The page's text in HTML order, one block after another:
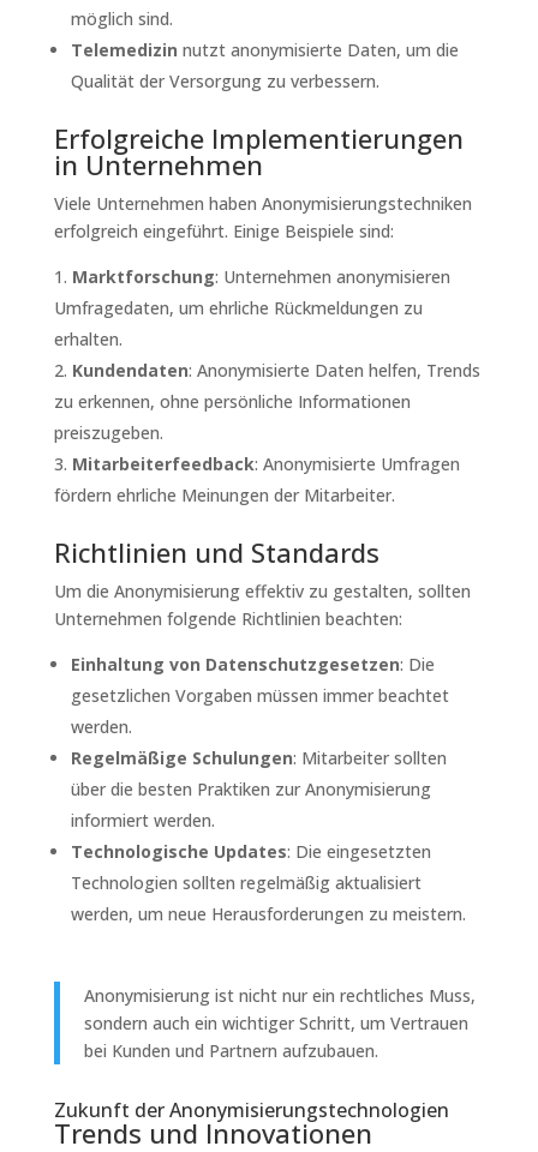
möglich sind.
Telemedizin nutzt anonymisierte Daten, um die
Qualität der Versorgung zu verbessern.
Erfolgreiche Implementierungen
in Unternehmen
Viele Unternehmen haben Anonymisierungstechniken
erfolgreich eingeführt. Einige Beispiele sind:
Marktforschung: Unternehmen anonymisieren
Umfragedaten, um ehrliche Rückmeldungen zu
erhalten.
Kundendaten: Anonymisierte Daten helfen, Trends
zu erkennen, ohne persönliche Informationen
preiszugeben.
Mitarbeiterfeedback: Anonymisierte Umfragen
fördern ehrliche Meinungen der Mitarbeiter.
Richtlinien und Standards
Um die Anonymisierung effektiv zu gestalten, sollten
Unternehmen folgende Richtlinien beachten:
Einhaltung von Datenschutzgesetzen: Die
gesetzlichen Vorgaben müssen immer beachtet
werden.
Regelmäßige Schulungen: Mitarbeiter sollten
über die besten Praktiken zur Anonymisierung
informiert werden.
Technologische Updates: Die eingesetzten
Technologien sollten regelmäßig aktualisiert
werden, um neue Herausforderungen zu meistern.
Anonymisierung ist nicht nur ein rechtliches Muss,
sondern auch ein wichtiger Schritt, um Vertrauen
bei Kunden und Partnern aufzubauen.
Zukunft der Anonymisierungstechnologien
Trends und Innovationen